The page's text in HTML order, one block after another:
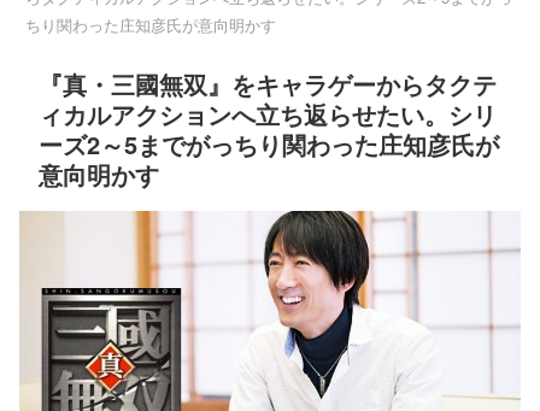
ちり関わった庄知彦氏が意向明かす
『真・三國無双』をキャラゲーからタクテ
ィカルアクションへ立ち返らせたい。シリ
ーズ2～5までがっちり関わった庄知彦氏が
意向明かす